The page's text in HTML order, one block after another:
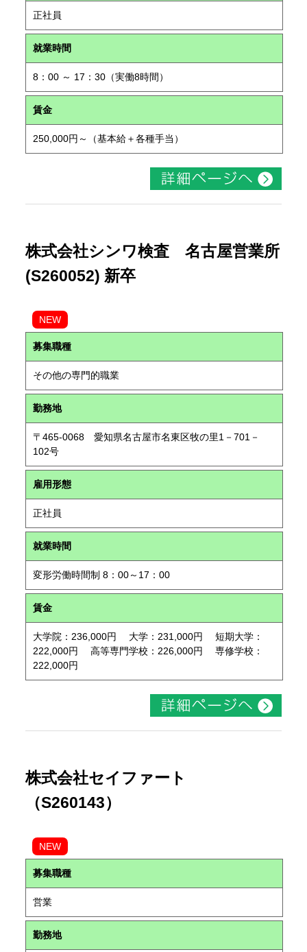
正社員
就業時間
8：00 ～ 17：30（実働8時間）
賃金
250,000円～（基本給＋各種手当）
株式会社シンワ検査 名古屋営業所
(S260052) 新卒
NEW
募集職種
その他の専門的職業
勤務地
〒465-0068 愛知県名古屋市名東区牧の里1－701－
102号
雇用形態
正社員
就業時間
変形労働時間制 8：00～17：00
賃金
大学院：236,000円 大学：231,000円 短期大学：
222,000円 高等専門学校：226,000円 専修学校：
222,000円
株式会社セイファート
（S260143）
NEW
募集職種
営業
勤務地